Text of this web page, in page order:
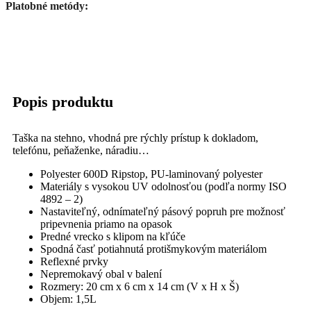
Platobné metódy:
Popis produktu
Taška na stehno, vhodná pre rýchly prístup k dokladom,
telefónu, peňaženke, náradiu…
Polyester 600D Ripstop, PU-laminovaný polyester
Materiály s vysokou UV odolnosťou (podľa normy ISO
4892 – 2)
Nastaviteľný, odnímateľný pásový popruh pre možnosť
pripevnenia priamo na opasok
Predné vrecko s klipom na kľúče
Spodná časť potiahnutá protišmykovým materiálom
Reflexné prvky
Nepremokavý obal v balení
Rozmery: 20 cm x 6 cm x 14 cm (V x H x Š)
Objem: 1,5L